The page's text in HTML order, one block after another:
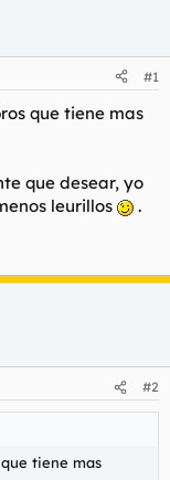
#1
que tiene mas
que desear, yo
leurillos
.
#2
tiene mas